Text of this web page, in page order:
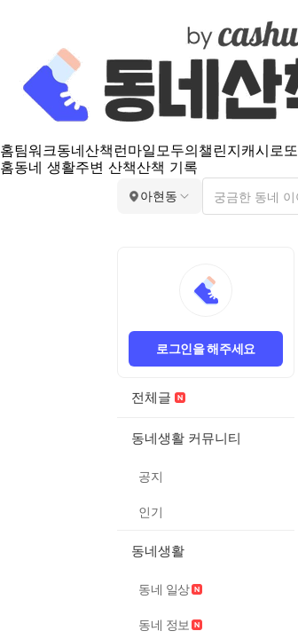
홈팀워크동네산책 런마일모두의챌린지캐시로또
홈동네 생활주변 산책산책 기록
아현동
로그인을 해주세요
전체글
동네생활 커뮤니티
공지
인기
동네생활
동네 일상
동네 정보